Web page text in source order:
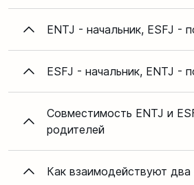
ENTJ - начальник, ESFJ -
ESFJ - начальник, ENTJ -
Совместимость ENTJ и
родителей
Как взаимодействуют два